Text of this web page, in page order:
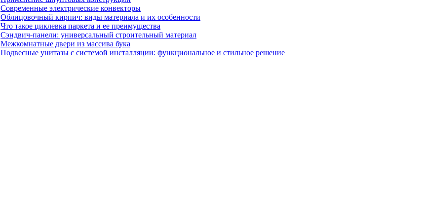
Современные электрические конвекторы
Облицовочный кирпич: виды материала и их особенности
Что такое циклевка паркета и ее преимущества
Сэндвич-панели: универсальный строительный материал
Межкомнатные двери из массива бука
Подвесные унитазы с системой инсталляции: функциональное и стильное решение